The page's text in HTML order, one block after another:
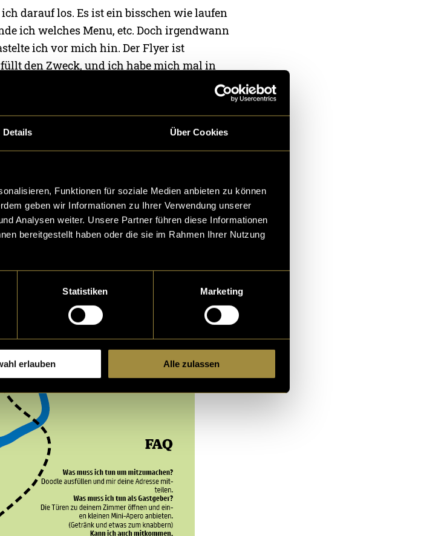
Details Über Cookies
Funktionen für soziale Medien anbieten zu können
geben wir Informationen zu Ihrer Verwendung unserer
Analysen weiter. Unsere Partner führen diese Informationen
bereitgestellt haben oder die sie im Rahmen Ihrer Nutzung
Statistiken Marketing
erlauben Alle zulassen
darauf los. Es ist ein bisschen wie laufen
ich welches Menu, etc. Doch irgendwann
ich vor mich hin. Der Flyer ist
den Zweck, und ich habe mich mal in